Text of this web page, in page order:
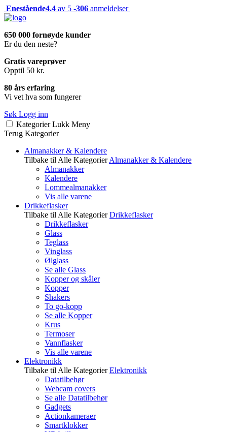
Enestående4.4 av 5 -306 anmeldelser
650 000 fornøyde kunder
Er du den neste?
Gratis vareprøver
Opptil 50 kr.
80 års erfaring
Vi vet hva som fungerer
Søk Logg inn
Kategorier Lukk Meny
Terug Kategorier
Almanakker & Kalendere
Tilbake til Alle Kategorier Almanakker & Kalendere
Almanakker
Kalendere
Lommealmanakker
Vis alle varene
Drikkeflasker
Tilbake til Alle Kategorier Drikkeflasker
Drikkeflasker
Glass
Teglass
Vinglass
Ølglass
Se alle Glass
Kopper og skåler
Kopper
Shakers
To go-kopp
Se alle Kopper
Krus
Termoser
Vannflasker
Vis alle varene
Elektronikk
Tilbake til Alle Kategorier Elektronikk
Datatilbehør
Webcam covers
Se alle Datatilbehør
Gadgets
Actionkameraer
Smartklokker